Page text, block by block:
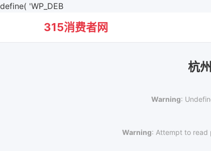
define( 'WP_DEB
315消费者网
杭
Warning:
Warning: Attempt to read